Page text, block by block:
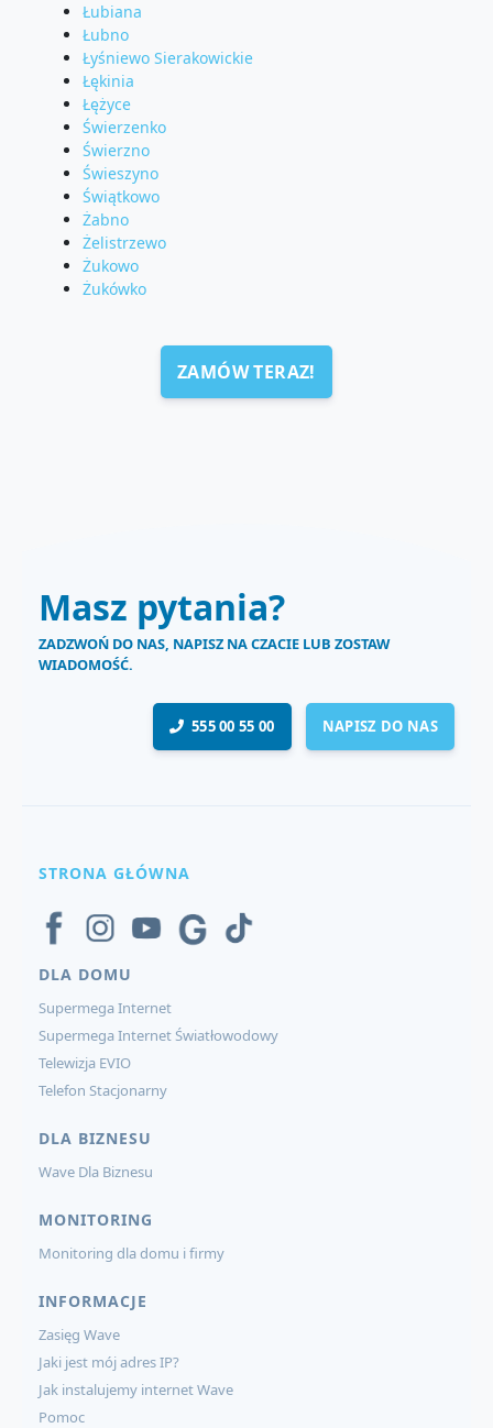
Łubiana
Łubno
Łyśniewo Sierakowickie
Łękinia
Łężyce
Świerzenko
Świerzno
Świeszyno
Świątkowo
Żabno
Żelistrzewo
Żukowo
Żukówko
ZAMÓW TERAZ!
Masz pytania?
ZADZWOŃ DO NAS, NAPISZ NA CZACIE LUB ZOSTAW
WIADOMOŚĆ.
555 00 55 00 NAPISZ DO NAS
STRONA GŁÓWNA
DLA DOMU
Supermega Internet
Supermega Internet Światłowodowy
Telewizja EVIO
Telefon Stacjonarny
DLA BIZNESU
Wave Dla Biznesu
MONITORING
Monitoring dla domu i firmy
INFORMACJE
Zasięg Wave
Jaki jest mój adres IP?
Jak instalujemy internet Wave
Pomoc